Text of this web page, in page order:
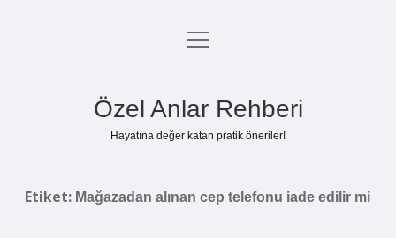
Anasayfa
menüyü
Özel Anlar Rehberi
Hayatına değer katan pratik öneriler!
Etiket: Mağazadan alınan cep telefonu iade edilir mi